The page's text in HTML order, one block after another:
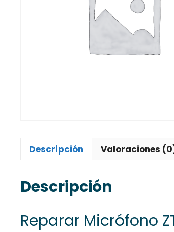
Descripción Valoraciones
Descripción
Reparar Micrófono